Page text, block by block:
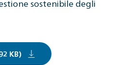
sostenibile degli
KB)